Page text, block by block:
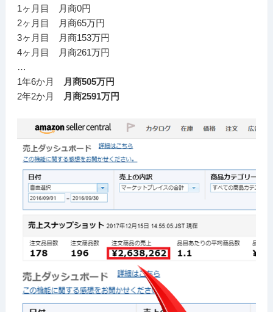
1ヶ月目 月商0円
2ヶ月目 月商65万円
3ヶ月目 月商153万円
4ヶ月目 月商261万円
…
1年6か月
月商505万円
2年2か月
月商2591万円